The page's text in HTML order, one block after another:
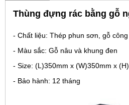
Thùng đựng rác bằng gỗ
- Chất liệu: Thép phun sơn, gỗ
- Màu sắc: Gỗ nâu và khung đen
- Size: (L)350mm x (W)350mm x
- Bảo hành: 12 tháng